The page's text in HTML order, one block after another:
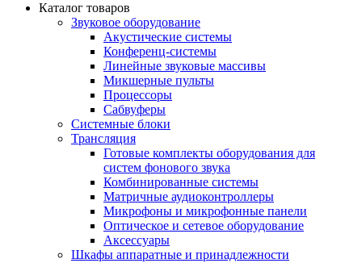
Каталог товаров
Звуковое оборудование
Акустические системы
Конференц-системы
Линейные звуковые массивы
Микшерные пульты
Процессоры
Сабвуферы
Системные блоки
Трансляция
Готовые комплекты оборудования для
систем фонового звука
Комбинированные системы
Матричные аудиоконтроллеры
Микрофоны и микрофонные панели
Оптическое и сетевое оборудование
Аксессуары
Шкафы аппаратные и принадлежности